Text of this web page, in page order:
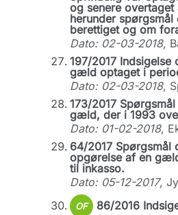
og senere
herunder
berettiget og om
Dato: 02-03-2018,
197/2017
gæld optaget i
Dato: 02-03-2018,
173/2017
gæld, der i 1993
Dato: 01-02-2018,
64/2017
opgørelse af en
til inkasso.
Dato: 05-12-2017,
OF
86/2016